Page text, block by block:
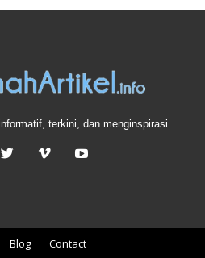
terkini, dan menginspirasi.
Blog
Contact